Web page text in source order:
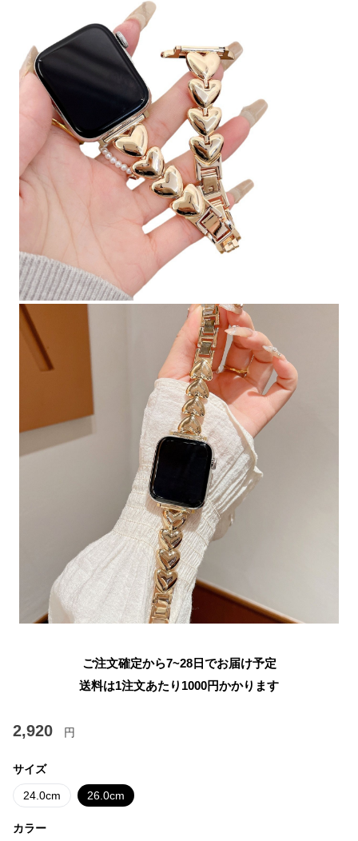
ご注文確定から7~28日でお届け予定
送料は1注文あたり 1000円かかります
2,920 円
サイズ
24.0cm 26.0cm
カラー